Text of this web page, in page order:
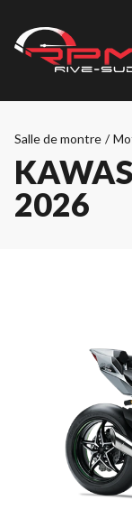
Salle de montre /
2026